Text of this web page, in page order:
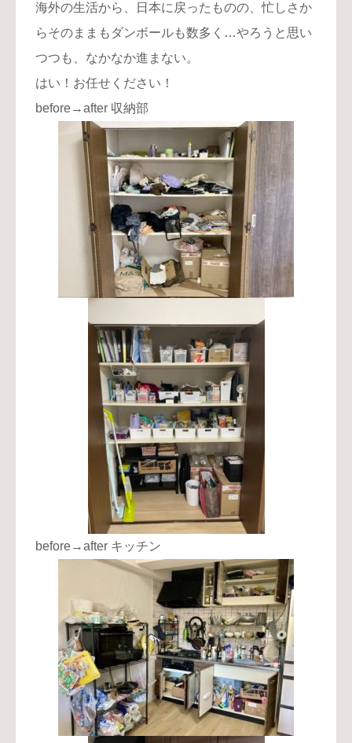
海外の生活から、日本に戻ったものの、忙しさか
らそのままもダンボールも数多く…やろうと思い
つつも、なかなか進まない。
はい！お任せください！
before→after 収納部
before→after キッチン